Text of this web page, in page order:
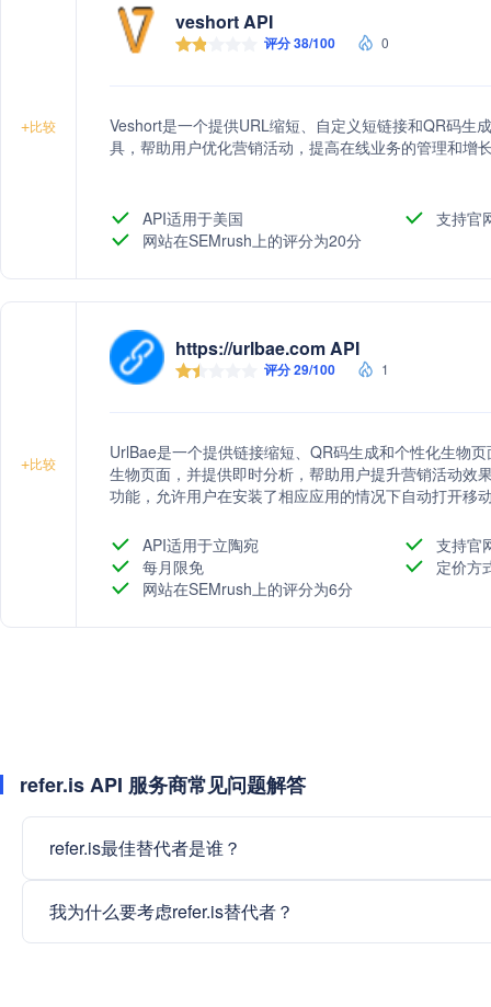
+比较
veshort API
评分 38/100 0
Veshort是一个提供URL缩短、自定义短链接和QR码生
具，帮助用户优化营销活动，提高在线业务的管理和增
API适用于美国
支持官
网站在SEMrush上的评分为20分
+比较
https://urlbae.com API
评分 29/100 1
UrlBae是一个提供链接缩短、QR码生成和个性化生物
生物页面，并提供即时分析，帮助用户提升营销活动效
功能，允许用户在安装了相应应用的情况下自动打开移
等，并通过开发者API支持与第三方应用的集成。
API适用于立陶宛
支持官
每月限免
定价方
网站在SEMrush上的评分为6分
refer.is API 服务商常见问题解答
refer.is最佳替代者是谁？
我为什么要考虑refer.is替代者？